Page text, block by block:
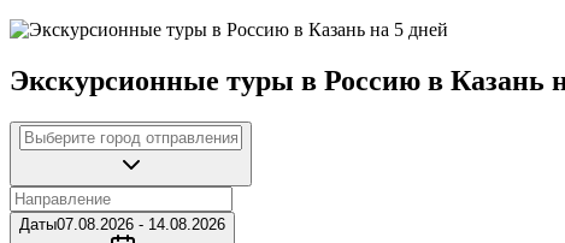
Экскурсионные туры в Россию в Казань
Даты07.08.2026 - 14.08.2026